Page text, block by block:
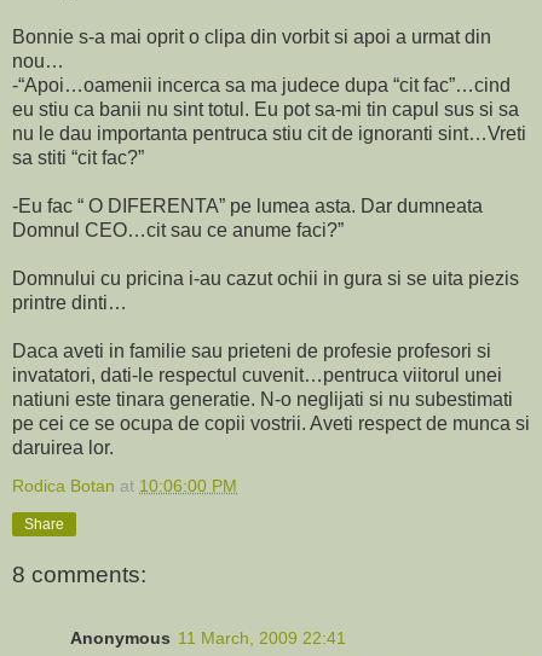
Bonnie s-a mai oprit o clipa din vorbit si apoi a urmat din
nou…
-“Apoi…oamenii incerca sa ma judece dupa “cit fac”…cind
eu stiu ca banii nu sint totul. Eu pot sa-mi tin capul sus si sa
nu le dau importanta pentruca stiu cit de ignoranti sint…Vreti
sa stiti “cit fac?”
-Eu fac “ O DIFERENTA” pe lumea asta. Dar dumneata
Domnul CEO…cit sau ce anume faci?”
Domnului cu pricina i-au cazut ochii in gura si se uita piezis
printre dinti…
Daca aveti in familie sau prieteni de profesie profesori si
invatatori, dati-le respectul cuvenit…pentruca viitorul unei
natiuni este tinara generatie. N-o neglijati si nu subestimati
pe cei ce se ocupa de copii vostrii. Aveti respect de munca si
daruirea lor.
Rodica Botan at 10:06:00 PM
Share
8 comments:
Anonymous 11 March, 2009 22:41